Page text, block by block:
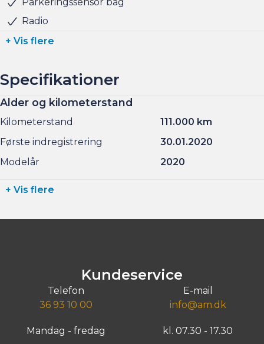
Radio
+ Vis flere
Specifikationer
Alder og kilometerstand
Kilometerstand
111.000 km
Første indregistrering
30.01.2020
Modelår
2020
+ Vis flere
Kundeservice
Telefon
36 93 10 00
E-mail
info@am.dk
Mandag - fredag kl. 07.30 - 17.30